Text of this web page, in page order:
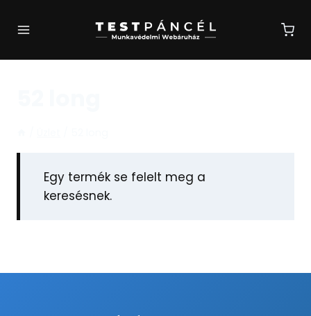
Egy termék se felelt meg a
keresésnek.